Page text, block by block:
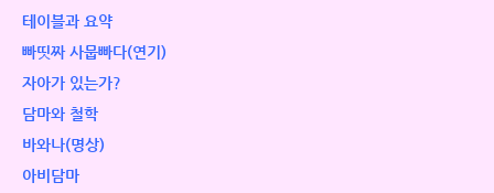
테이블과 요약
빠띳짜 사뭅빠다(연기)
자아가 있는가?
담마와 철학
바와나(명상)
아비담마